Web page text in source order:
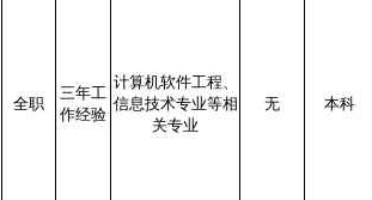
全职
三年工
作经验
计算机软件工程、
信息技术专业等相
关专业
无 本科